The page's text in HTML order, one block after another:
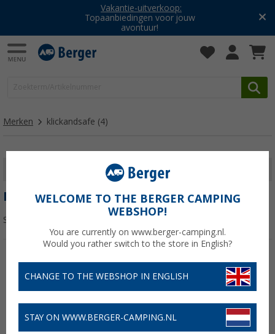
Vakantie-uitverkoop:
Topaanbiedingen voor jouw
avontuur!
Merken klickandsafe (4)
FILTER WEERGEVEN
KLICKANDSAFE
Sorteren:
WELCOME TO THE BERGER CAMPING
WEBSHOP!
You are currently on www.berger-camping.nl.
Would you rather switch to the store in English?
CHANGE TO THE WEBSHOP IN ENGLISH
STAY ON WWW.BERGER-CAMPING.NL